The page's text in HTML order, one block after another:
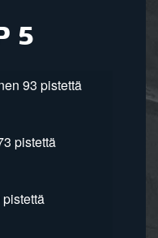
5
93 pistettä
pistettä